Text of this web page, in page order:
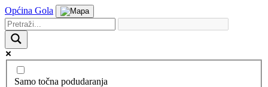
Općina Gola
Samo točna podudaranja